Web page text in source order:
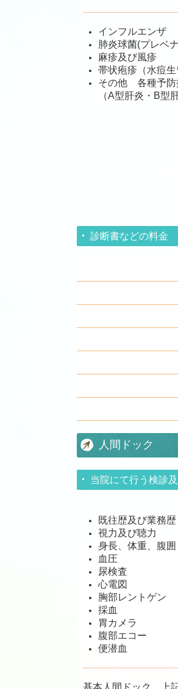
インフルエンザ
肺炎球菌(プレベ
麻疹及び風疹
帯状疱疹（水痘生
その他 各種予防
（A型肝炎・B型
診断書などの料金
人間ドック
当院にて行う検診
既往歴及び業務歴
視力及び聴力
身長、体重、腹囲
血圧
尿検査
心電図
胸部レントゲン
採血
胃カメラ
腹部エコー
便潜血